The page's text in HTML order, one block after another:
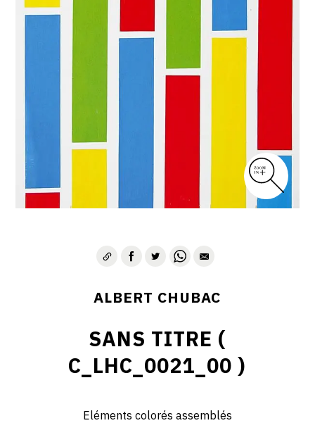
CONTACT
ALBERT CHUBAC
SANS TITRE (
C_LHC_0021_00 )
Eléments colorés assemblés